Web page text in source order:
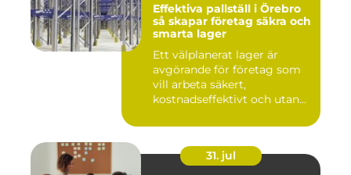
Effektiva pallställ i Örebro
så skapar företag säkra och
smarta lager
Ett välplanerat lager är
avgörande för företag som
vill arbeta säkert,
kostnadseffektivt och utan
31. jul